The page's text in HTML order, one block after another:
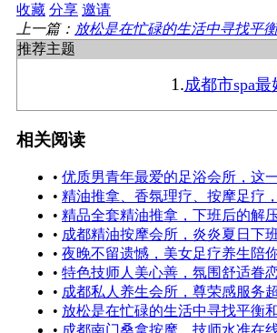
收藏 分享 邀请
上一篇： 放松是在忙碌的生活中寻找平
推荐主题
1.成都市spa
相关阅读
• 优质男青年最爱的足浴会所，这
• 精油推拿、香氛理疗、按摩足疗
• 精品全套精油推拿，下班后的解
• 成都精油按摩会所，炎炎夏日下
• 夜晚不留遗憾，美女足疗养生陪
• 特色技师人美心善，氛围舒适眷
• 成都私人养生会所，尊荣感服务
• 放松是在忙碌的生活中寻找平衡